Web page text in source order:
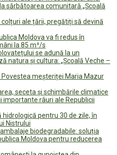
sărbătoarea comunitară „Școală
ale țării, pregătiți să devină
Moldova va fi redus în
la 85 m³/s
se adună la un
natura și cultura: „Școală Veche –
meșteriței Maria Mazur
seceta și schimbările climatice
râuri ale Republicii
pentru 30 de zile, în
Nistrului
biodegradabile: soluția
Moldova pentru reducerea